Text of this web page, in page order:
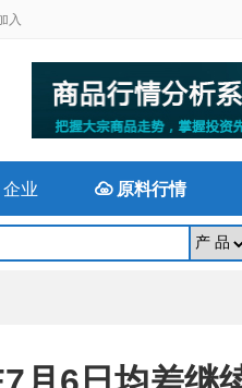
入
业 原料行情